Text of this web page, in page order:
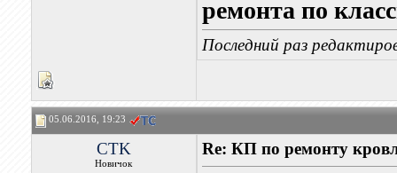
ремонта по
Последний раз
05.06.2016, 19:23
CTK
Новичок
Re: КП по ремонту